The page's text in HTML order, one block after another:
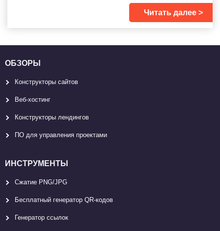
Читать далее
ОБЗОРЫ
Конструкторы сайтов
Веб-хостинг
Конструкторы лендингов
ПО для управления проектами
ИНСТРУМЕНТЫ
Сжатие PNG/JPG
Бесплатный генератор QR-кодов
Генератор ссылок